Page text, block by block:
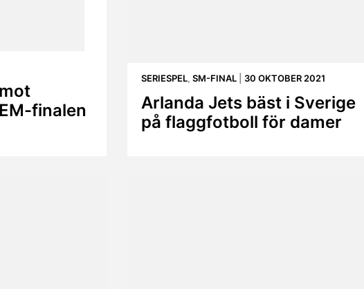
finalen
SERIESPEL, SM-FINAL 30 OKTOBER 2021
Arlanda Jets bäst i Sverige
på flaggfotboll för damer